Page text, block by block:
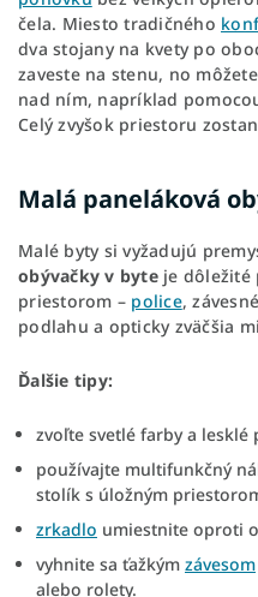
čela. Miesto tradičného
dva stojany na kvety po
zaveste na stenu, no
nad ním, napríklad
Celý zvyšok priestoru
Malá paneláková
Malé byty si vyžadujú
obývačky v byteje dôležité
priestorom – police,
podlahu a opticky zväčšia
Ďalšie tipy:
zvoľte svetlé farby a lesklé
používajte multifunkčný
stolík s úložným
zrkadlo umiestnite oproti
vyhnite sa ťažkým závesom
alebo rolety.